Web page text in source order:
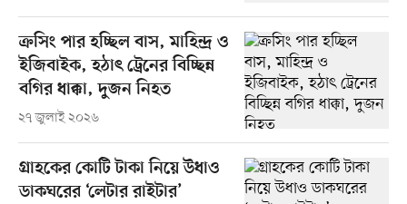
ক্রসিং পার হচ্ছিল বাস, মাহিন্দ্র ও
ইজিবাইক, হঠাৎ ট্রেনের বিচ্ছিন্ন
বগির ধাক্কা, দুজন নিহত
২৭ জুলাই ২০২৬
গ্রাহকের কোটি টাকা নিয়ে উধাও
ডাকঘরের ‘লেটার রাইটার’